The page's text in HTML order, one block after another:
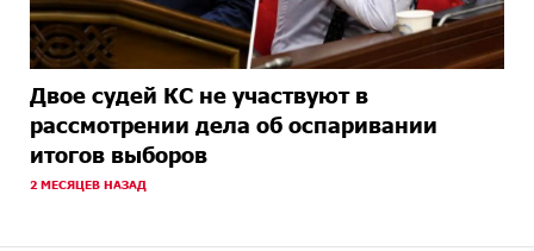
Двое судей КС не участвуют в
рассмотрении дела об оспаривании
итогов выборов
2 МЕСЯЦЕВ НАЗАД